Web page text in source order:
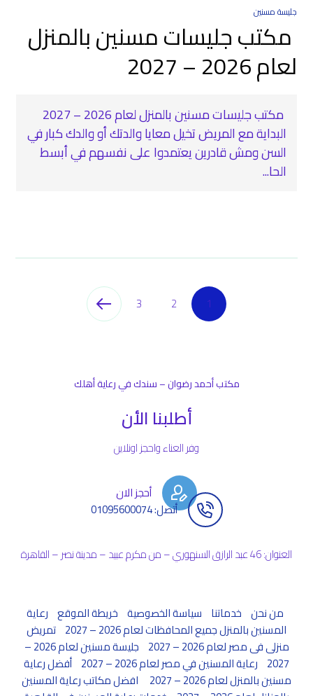
جليسة مسنين
مكتب جليسات مسنين بالمنزل
لعام 2026 – 2027
مكتب جليسات مسنين بالمنزل لعام 2026 – 2027
البداية مع المريض تخيل معايا والدتك أو والدك كبار في
السن ومش قادرين يعتمدوا على نفسهم في أبسط
الحا...
1
2
3
مكتب أحمد رضوان – سندك في رعاية أهلك
أطلبنا الأن
وفر العناء واحجز اونلاين
أحجز الان
أتصل: 01095600074
العنوان: 46 عبد الرازق السنهوري – من مكرم عبيد – مدينة نصر – القاهرة
من نحن خدماتنا سياسة الخصوصية خريطة الموقع رعاية
المسنين بالمنزل جميع المحافظات لعام 2026 – 2027
تمريض
منزلى فى مصر لعام 2026 – 2027
جليسة مسنين لعام 2026 –
2027 رعاية المسنين في مصر لعام 2026 – 2027
أفضل رعاية
مسنين بالمنزل لعام 2026 – 2027
افضل مكاتب رعاية المسنين